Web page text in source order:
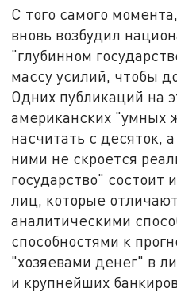
С того самого
вновь возбудил
"глубинном
массу усилий, чтобы
Одних публикаций на
американских "умных
насчитать с десяток,
ними не скроется
государство" состоит
лиц, которые
аналитическими
способностями к
"хозяевами денег" в
и крупнейших